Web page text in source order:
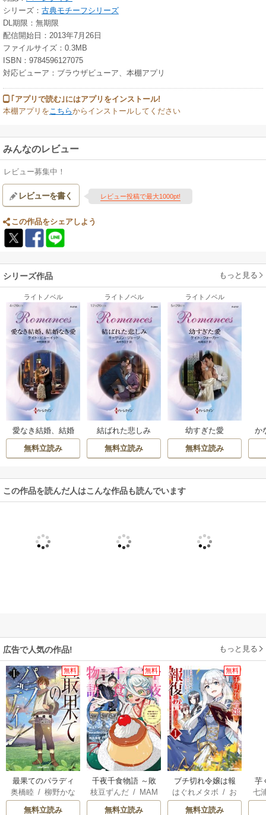
シリーズ： 古典モチーフシリーズ
DL期限：無期限
配信開始日：2013年7月26日
ファイルサイズ：0.3MB
ISBN：9784596127075
対応ビューア：ブラウザビューア、本棚アプリ
｢アプリで読む｣にはアプリをインストール!
本棚アプリをこちらからインストールしてください
みんなのレビュー
レビュー募集中！
レビューを書く レビュー投稿で最大1000pt!
この作品をシェアしよう
シリーズ作品 もっと見る
ライトノベル
愛なき結婚、結婚
なき愛
無料立読み
ライトノベル
結ばれた悲しみ
無料立読み
ライトノベル
幼すぎた愛
無料立読み
か
この作品を読んだ人はこんな作品も読んでいます
広告で人気の作品! もっと見る
無料
最果てのパラディ
ン
奥橋睦 /柳野かな
/輪くすさが
無料立読み
無料
千夜千食物語 ～敗
国の姫ですが氷の
皇子殿下がどうも
枝豆ずんだ/ MAM
AKOTO / 鴉羽凛燈
無料立読み
無料
ブチ切れ令嬢は報
復を誓いました。
はぐれメタボ / お
おのいも /
無料立読み
芋
悪
七